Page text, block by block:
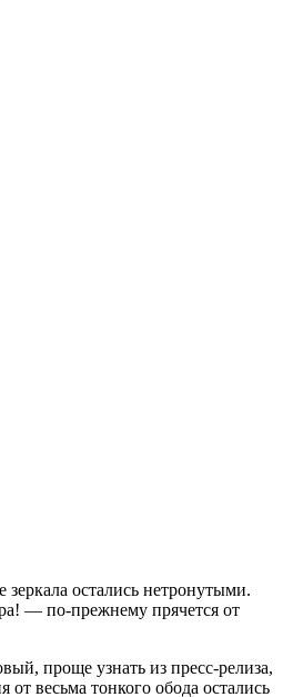
остались нетронутыми.
― по-прежнему прячется от
проще узнать из пресс-релиза,
весьма тонкого обода остались